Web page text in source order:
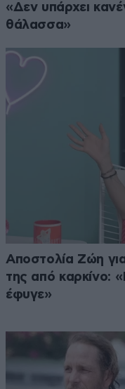
«Δεν υπάρχει
θάλασσα»
Αποστολία Ζώη
της από καρκίνο:
έφυγε»